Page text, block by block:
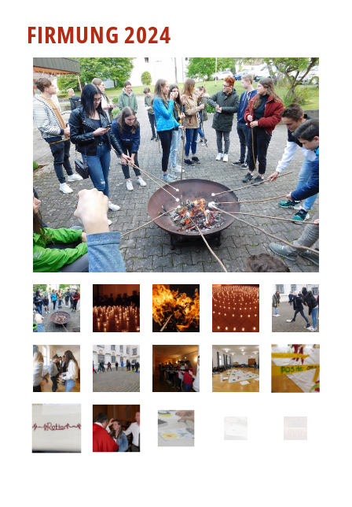
FIRMUNG 2024